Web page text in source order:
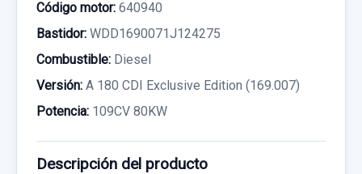
Código motor: 640940
Bastidor: WDD1690071J124275
Combustible: Diesel
Versión: A 180 CDI Exclusive Edition (169.007)
Potencia: 109CV 80KW
Descripción del producto